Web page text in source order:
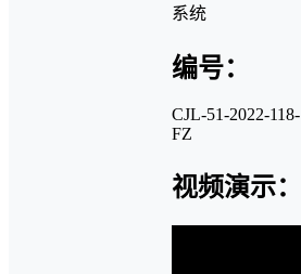
系统
编号：
CJL-51-2022-118-
FZ
视频演示：